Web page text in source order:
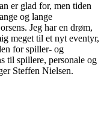
er glad for, men tiden
og lange
Jeg har en drøm,
meget til et nyt eventyr,
for spiller- og
til spillere, personale og
Steffen Nielsen.